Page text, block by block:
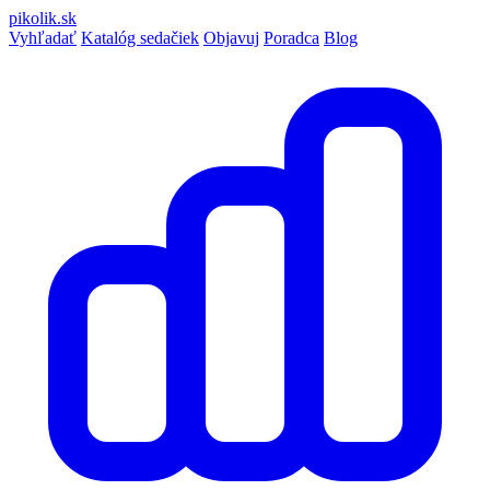
pikolik.sk
Vyhľadať Katalóg sedačiek Objavuj Poradca Blog